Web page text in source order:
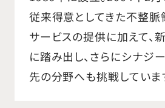
従来得意としてきた不整脈
サービスの提供に加えて、
に踏み出し、さらにシナジ
先の分野へも挑戦していま